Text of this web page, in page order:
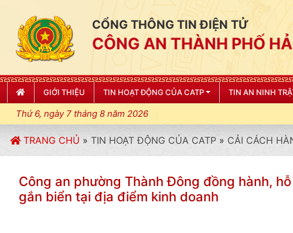
CỔNG THÔNG TIN ĐIỆN TỬ
CÔNG AN THÀNH PHỐ
GIỚI THIỆU TIN HOẠT ĐỘNG CỦA CATP TIN AN NINH
Thứ 6, ngày 7 tháng 8 năm 2026
TRANG CHỦ » TIN HOẠT ĐỘNG CỦA CATP » CẢI CÁCH
Công an phường Thành Đông đồng hành,
gắn biển tại địa điểm kinh doanh